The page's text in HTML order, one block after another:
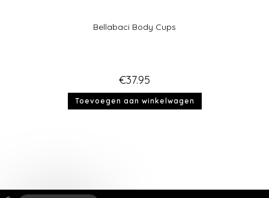
Bellabaci Body Cups
€37.95
Toevoegen aan winkelwagen